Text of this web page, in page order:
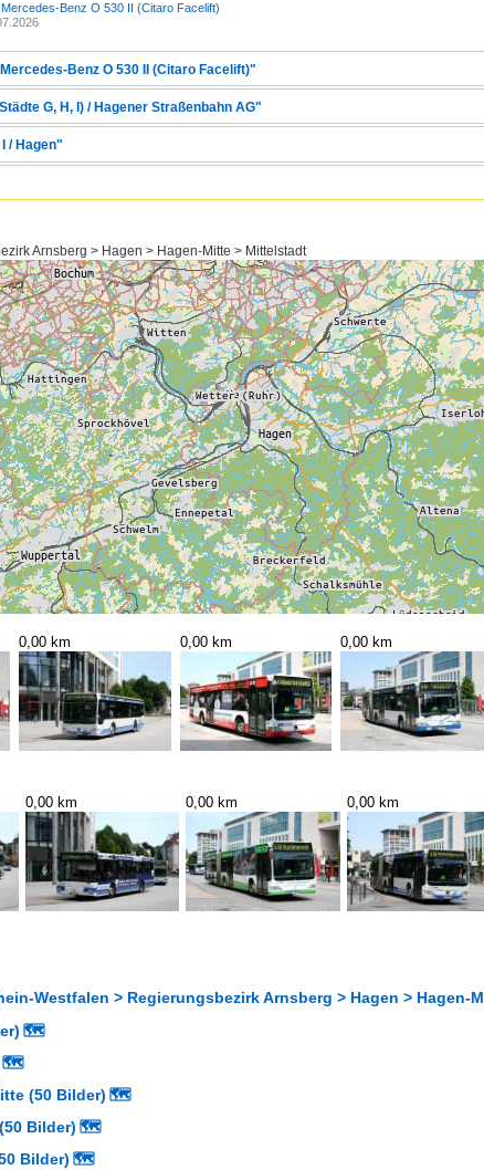
Benz O 530 II (Citaro Facelift)
Benz O 530 II (Citaro Facelift)"
G, H, I) / Hagener Straßenbahn AG"
/ Hagen"
Arnsberg > Hagen > Hagen-Mitte > Mittelstadt
0,00 km 0,00 km 0,00 km
0,00 km 0,00 km 0,00 km
Westfalen > Regierungsbezirk Arnsberg > Hagen > Hagen-
🗺
🗺
(50 Bilder) 🗺
Bilder) 🗺
Bilder) 🗺